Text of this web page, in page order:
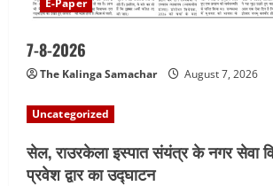
E-Paper
7-8-2026
The Kalinga Samachar August 7, 2026
Uncategorized
सेल, राउरकेला इस्पात संयंत्र के नगर सेवा
प्रवेश द्वार का उद्घाटन